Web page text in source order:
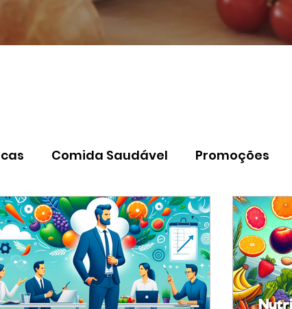
Comida Saudável Promoções
Curiosidades Orgânicos Páscoa